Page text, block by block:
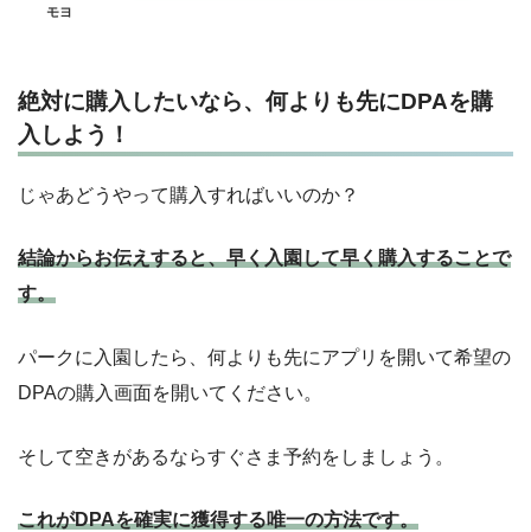
モヨ
絶対に購入したいなら、何よりも先にDPAを購
入しよう！
じゃあどうやって購入すればいいのか？
結論からお伝えすると、早く入園して早く購入することで
す。
パークに入園したら、何よりも先にアプリを開いて希望の
DPAの購入画面を開いてください。
そして空きがあるならすぐさま予約をしましょう。
これがDPAを確実に獲得する唯一の方法です。